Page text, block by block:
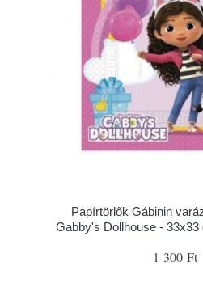
Papírtörlők Gábinin
Gabby's Dollhouse -
1 300 Ft